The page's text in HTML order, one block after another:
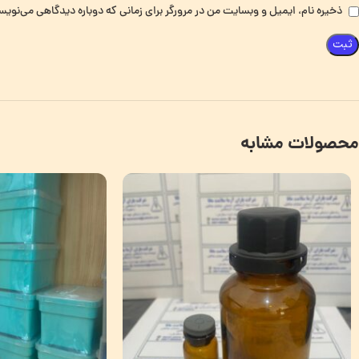
ذخیره نام، ایمیل و وبسایت من در مرورگر برای زمانی که دوباره دیدگاهی
محصولات مشابه